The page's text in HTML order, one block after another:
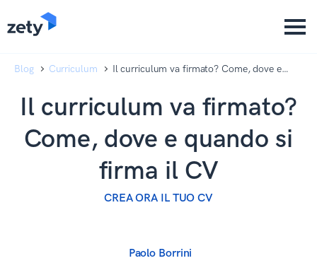
Blog Curriculum
Il curriculum va firmato? Come, dove e
Il curriculum va firmato?
Come, dove e quando si
firma il CV
CREA ORA IL TUO CV
Paolo Borrini